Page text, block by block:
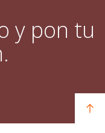
y pon tu